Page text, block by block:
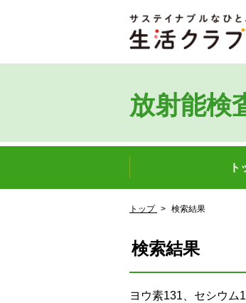
放射能検
ここからサイト内共通メニューです。
サイト内共通メニューをスキップする
ト
トップ > 検索結果
検索結果
ヨウ素131、セシウム